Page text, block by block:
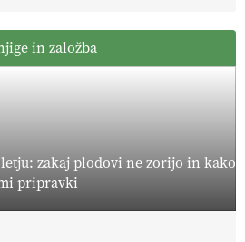
in založba
zakaj plodovi ne zorijo in kako
pripravki